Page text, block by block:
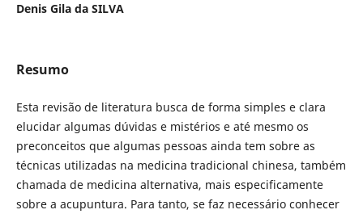
Denis Gila da SILVA
Resumo
Esta revisão de literatura busca de forma simples e clara
elucidar algumas dúvidas e mistérios e até mesmo os
preconceitos que algumas pessoas ainda tem sobre as
técnicas utilizadas na medicina tradicional chinesa, também
chamada de medicina alternativa, mais especificamente
sobre a acupuntura. Para tanto, se faz necessário conhecer